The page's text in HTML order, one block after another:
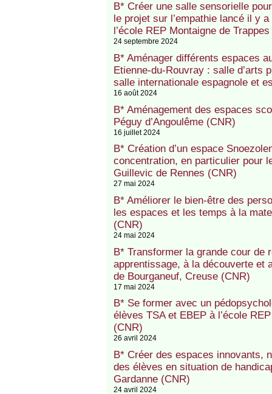
B* Créer une salle sensorielle
le projet sur l’empathie lancé il y
l’école REP Montaigne de
24 septembre 2024
B* Aménager différents espaces
Etienne-du-Rouvray : salle d’arts
salle internationale espagnole et
16 août 2024
B* Aménagement des espaces
Péguy d’Angoulême (CNR)
16 juillet 2024
B* Création d’un espace
concentration, en particulier pour
Guillevic de Rennes (CNR)
27 mai 2024
B* Améliorer le bien-être des
les espaces et les temps à la
(CNR)
24 mai 2024
B* Transformer la grande cour de
apprentissage, à la découverte et
de Bourganeuf, Creuse (CNR)
17 mai 2024
B* Se former avec un
élèves TSA et EBEP à l’école
(CNR)
26 avril 2024
B* Créer des espaces innovants,
des élèves en situation de
Gardanne (CNR)
24 avril 2024